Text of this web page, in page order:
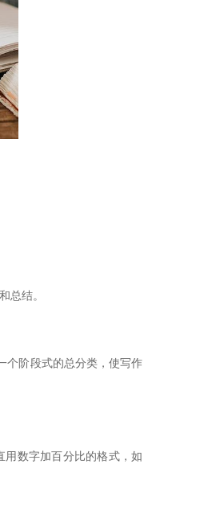
总结。
个阶段式的总分类，使写作
用数字加百分比的格式，如